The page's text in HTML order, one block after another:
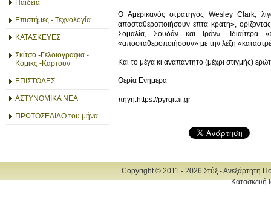
Παιδεία
Επιστήμες - Τεχνολογία
ΚΑΤΑΣΚΕΥΕΣ
Σκίτσο -Γελοιογραφια -
Κομικς -Καρτουν
ΕΠΙΣΤΟΛΕΣ
ΑΣΤΥΝΟΜΙΚΑ ΝΕΑ
ΠΡΩΤΟΣΕΛΙΔΟ του μήνα
Ο Αμερικανός στρατηγός Wesley Clark,
αποσταθεροποιήσουν επτά κράτη»,
Σομαλία, Σουδάν και Ιράν». Ιδιαίτερα
«αποσταθεροποιήσουν» με την λέξη
Και το μέγα κι αναπάντητο (μέχρι στιγμής)
Θερία Ενήμερα
πηγη:https://pyrgitai.gr
Copyright © 2011 - 2026 Στύξ - Ανεξάρτητη
Κατασκευή